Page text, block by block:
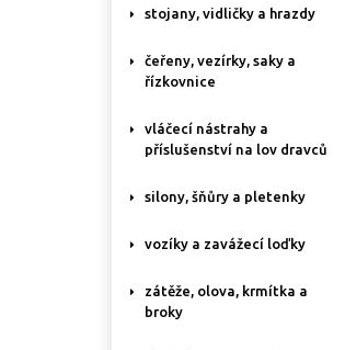
stojany, vidličky a hrazdy
čeřeny, vezírky, saky a
řízkovnice
vláčecí nástrahy a
příslušenství na lov dravců
silony, šňůry a pletenky
vozíky a zavážecí loďky
zátěže, olova, krmítka a
broky